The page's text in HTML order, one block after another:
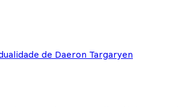
de Daeron Targaryen